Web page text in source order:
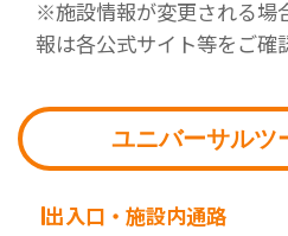
※施設情報が変更される場
報は各公式サイト等をご確
ユニバーサルツ
出入口・施設内通路